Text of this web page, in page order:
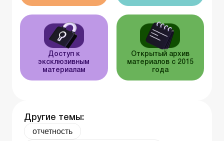
Доступ к
эксклюзивным
материалам
Открытый архив
материалов с 2015
года
Другие темы:
отчетность